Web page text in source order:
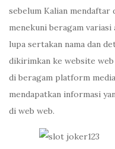
sebelum Kalian
menekuni beragam
lupa sertakan nama dan
dikirimkan ke website
di beragam platform
mendapatkan informasi
di web web.